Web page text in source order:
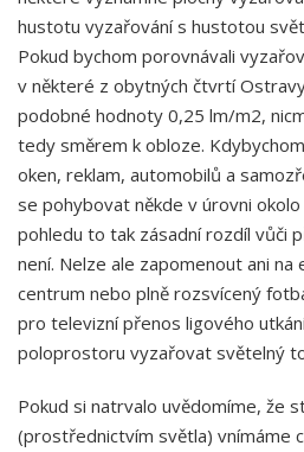
hustotu vyzařování s hustotou
Pokud bychom porovnávali
v některé z obytných čtvrtí
podobné hodnoty 0,25 lm/m2,
tedy směrem k obloze.
oken, reklam, automobilů a
se pohybovat někde v úrovni
pohledu to tak zásadní rozdíl vůči
není. Nelze ale zapomenout ani na
centrum nebo plně rozsvícený
pro televizní přenos ligového
poloprostoru vyzařovat světelný
Pokud si natrvalo uvědomíme, že
(prostřednictvím světla) vnímáme